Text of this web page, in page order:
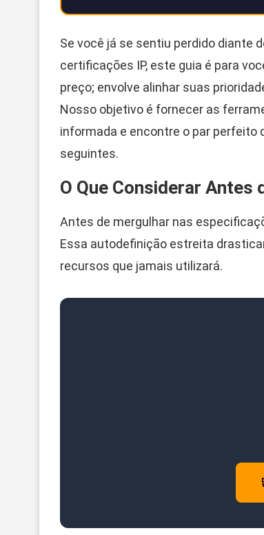
Se você já se sentiu perdido diante
certificações IP, este guia é para
preço; envolve alinhar suas
Nosso objetivo é fornecer as
informada e encontre o par perfeito
seguintes.
O Que Considerar Antes
Antes de mergulhar nas
Essa autodefinição estreita
recursos que jamais utilizará.